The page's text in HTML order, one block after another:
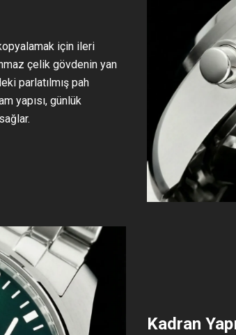
için ileri
çelik gövdenin yan
parlatılmış pah
yapısı, günlük
Kadran